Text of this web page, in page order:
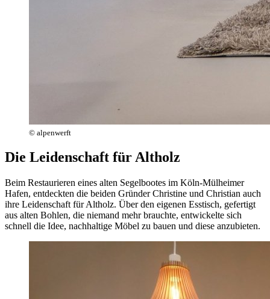
© alpenwerft
Die Leidenschaft für Altholz
Beim Restaurieren eines alten Segelbootes im Köln-Mülheimer
Hafen, entdeckten die beiden Gründer Christine und Christian auch
ihre Leidenschaft für Altholz. Über den eigenen Esstisch, gefertigt
aus alten Bohlen, die niemand mehr brauchte, entwickelte sich
schnell die Idee, nachhaltige Möbel zu bauen und diese anzubieten.